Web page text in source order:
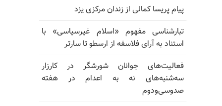
پیام پریسا کمالی از زندان مرکزی یزد
تبارشناسی مفهوم «اسلام غیرسیاسی» با
استناد به آرای فلاسفه از ارسطو تا سارتر
فعالیت‌های جوانان شورشگر در کارزار
سه‌شنبه‌های نه به اعدام در هفته
صدوسی‌و‌دوم